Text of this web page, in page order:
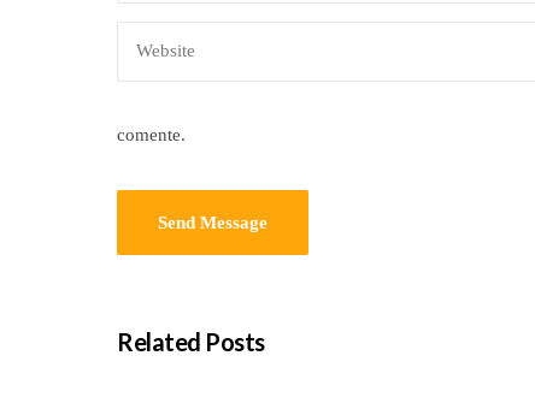
comente.
Related Posts